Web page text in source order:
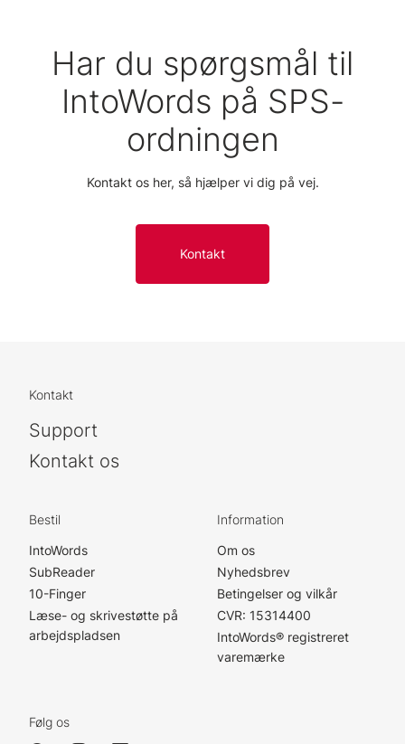
Har du spørgsmål til
IntoWords på SPS-
ordningen
Kontakt os her, så hjælper vi dig på vej.
Kontakt
Kontakt
Support
Kontakt os
Bestil
IntoWords
SubReader
10-Finger
Læse- og skrivestøtte på
arbejdspladsen
Information
Om os
Nyhedsbrev
Betingelser og vilkår
CVR: 15314400
IntoWords® registreret
varemærke
Følg os